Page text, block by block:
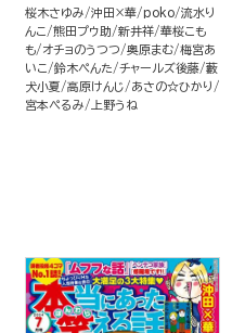
桜木さゆみ 沖田×華 poko 流水り
んこ
熊田プウ助 新井祥 華桜こも
も
オチョのうつつ 奥原まむ 梅宮あ
いこ
鈴木ぺんた チャールズ後藤 藪
犬小夏
高原けんじ
あさの☆ひかり
宮本ぺるみ
上野うね